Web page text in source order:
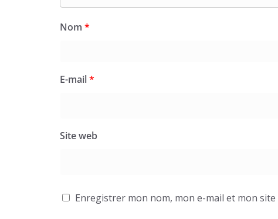
Nom *
E-mail*
Site web
Enregistrer mon nom, mon e-mail et mon